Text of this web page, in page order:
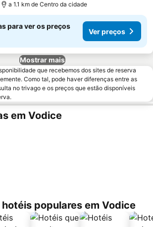
a 1.1 km de Centro da cidade
para ver os preços
Ver preços
Mostrar mais
que recebemos dos sites de reserva
Como tal, pode haver diferenças entre as
no trivago e os preços que estão disponíveis
em Vodice
populares em Vodice